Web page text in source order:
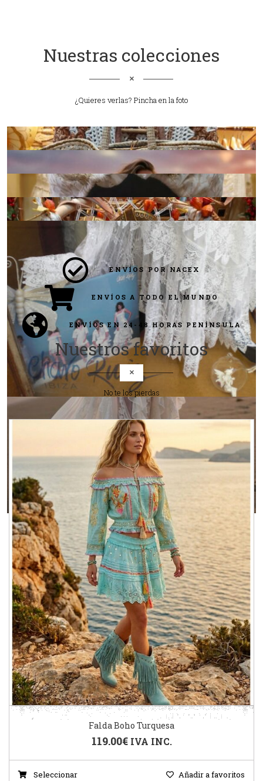
Nuestras colecciones
¿Quieres verlas? Pincha en la foto
ENVÍOS POR NACEX
ENVÍOS A TODO EL MUNDO
ENVÍOS EN 24-48 HORAS PENÍNSULA
Nuestros favoritos
No te los pierdas
Falda Boho Turquesa
119.00€ IVA INC.
Seleccionar Añadir a favoritos